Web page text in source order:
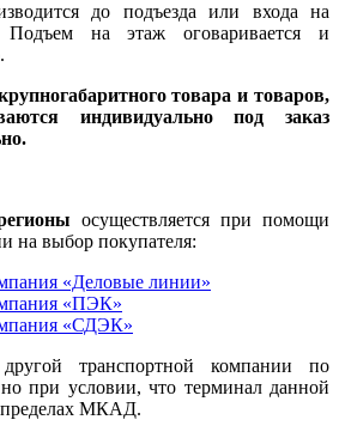
до подъезда или входа на
Подъем на этаж оговаривается и
товара и товаров,
индивидуально под заказ
осуществляется при помощи
на выбор покупателя:
«Деловые линии»
«ПЭК»
«СДЭК»
транспортной компании по
при условии, что терминал данной
пределах МКАД.